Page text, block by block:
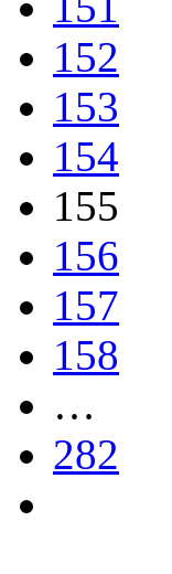
152
153
154
155
156
157
158
…
282